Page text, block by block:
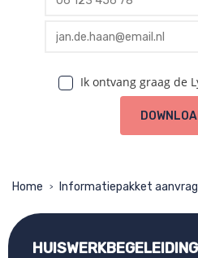
profile email
Ik ontvang graag de
Home > Informatiepakket
HUISWERKBEGELEIDING